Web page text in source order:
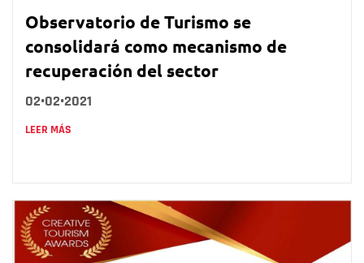
Observatorio de Turismo se
consolidará como mecanismo de
recuperación del sector
02•02•2021
LEER MÁS